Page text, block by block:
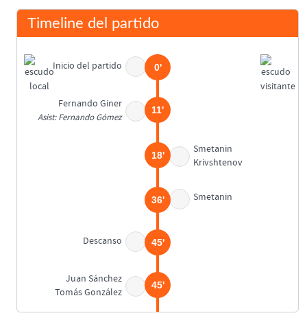
Timeline del partido
Inicio del partido 0'
Fernando Giner
Asist: Fernando Gómez
11'
Smetanin
Krivshtenov
18'
Smetanin
36'
Descanso 45'
Juan Sánchez
Tomás González
45'